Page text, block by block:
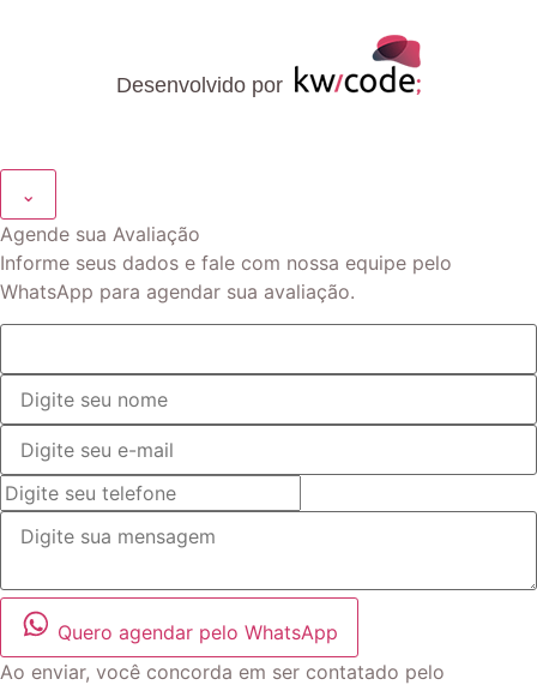
Desenvolvido por
⌄
Agende sua Avaliação
Informe seus dados e fale com nossa equipe pelo
WhatsApp para agendar sua avaliação.
Quero agendar pelo WhatsApp
Ao enviar, você concorda em ser contatado pelo